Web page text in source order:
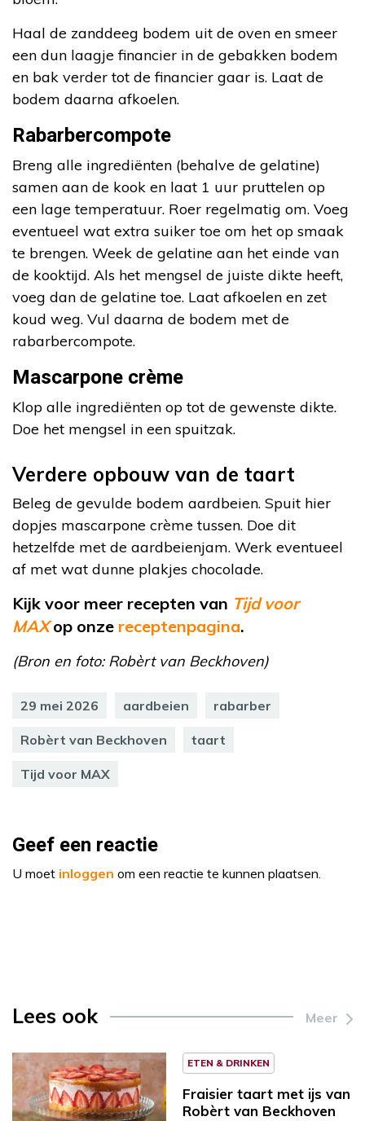
Haal de zanddeeg bodem uit de oven en smeer
een dun laagje financier in de gebakken bodem
en bak verder tot de financier gaar is. Laat de
bodem daarna afkoelen.
Rabarbercompote
Breng alle ingrediënten (behalve de gelatine)
samen aan de kook en laat 1 uur pruttelen op
een lage temperatuur. Roer regelmatig om. Voeg
eventueel wat extra suiker toe om het op smaak
te brengen. Week de gelatine aan het einde van
de kooktijd. Als het mengsel de juiste dikte heeft,
voeg dan de gelatine toe. Laat afkoelen en zet
koud weg. Vul daarna de bodem met de
rabarbercompote.
Mascarpone crème
Klop alle ingrediënten op tot de gewenste dikte.
Doe het mengsel in een spuitzak.
Verdere opbouw van de taart
Beleg de gevulde bodem aardbeien. Spuit hier
dopjes mascarpone crème tussen. Doe dit
hetzelfde met de aardbeienjam. Werk eventueel
af met wat dunne plakjes chocolade.
Kijk voor meer recepten van Tijd voor
MAX op onze receptenpagina.
(Bron en foto: Robèrt van Beckhoven)
29 mei 2026 aardbeien rabarber
Robèrt van Beckhoven taart
Tijd voor MAX
Geef een reactie
U moet inloggen om een reactie te kunnen plaatsen.
Lees ook Meer
ETEN & DRINKEN
Fraisier taart met ijs van
Robèrt van Beckhoven